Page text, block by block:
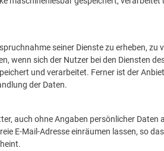
seiner Dienste zu erheben,
wenn sich der Nutzer bei den Diensten
und verarbeitet. Ferner ist der
der Daten.
auch ohne Angaben persönlicher
E-Mail-Adresse einräumen lassen, so